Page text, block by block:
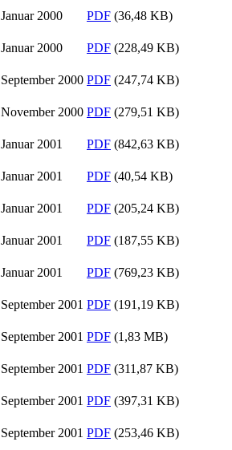
Januar 2000 PDF (36,48 KB)
Januar 2000 PDF (228,49 KB)
September 2000 PDF (247,74 KB)
November 2000 PDF (279,51 KB)
Januar 2001 PDF (842,63 KB)
Januar 2001 PDF (40,54 KB)
Januar 2001 PDF (205,24 KB)
Januar 2001 PDF (187,55 KB)
Januar 2001 PDF (769,23 KB)
September 2001 PDF (191,19 KB)
September 2001 PDF (1,83 MB)
September 2001 PDF (311,87 KB)
September 2001 PDF (397,31 KB)
September 2001 PDF (253,46 KB)